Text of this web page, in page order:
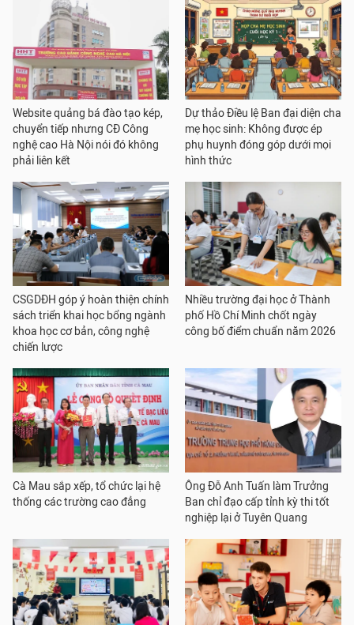
Website quảng bá đào tạo kép,
chuyển tiếp nhưng CĐ Công
nghệ cao Hà Nội nói đó không
phải liên kết
Dự thảo Điều lệ Ban đại diện cha
mẹ học sinh: Không được ép
phụ huynh đóng góp dưới mọi
hình thức
CSGDĐH góp ý hoàn thiện chính
sách triển khai học bổng ngành
khoa học cơ bản, công nghệ
chiến lược
Nhiều trường đại học ở Thành
phố Hồ Chí Minh chốt ngày
công bố điểm chuẩn năm 2026
Cà Mau sắp xếp, tổ chức lại hệ
thống các trường cao đẳng
Ông Đỗ Anh Tuấn làm Trưởng
Ban chỉ đạo cấp tỉnh kỳ thi tốt
nghiệp lại ở Tuyên Quang